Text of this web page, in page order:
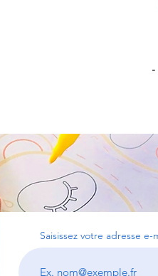
Saisissez votre adresse e-